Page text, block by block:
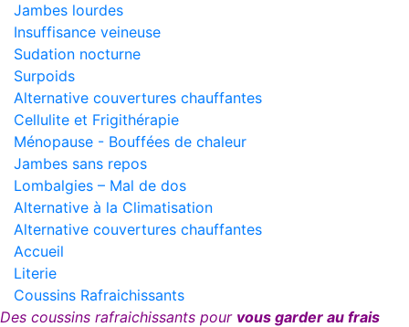
Jambes lourdes
Insuffisance veineuse
Sudation nocturne
Surpoids
Alternative couvertures chauffantes
Cellulite et Frigithérapie
Ménopause - Bouffées de chaleur
Jambes sans repos
Lombalgies – Mal de dos
Alternative à la Climatisation
Alternative couvertures chauffantes
Accueil
Literie
Coussins Rafraichissants
Des coussins rafraichissants pour vous garder au frais